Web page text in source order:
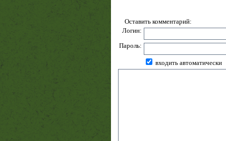
Оставить комментарий:
Логин:
Пароль:
входить автоматически